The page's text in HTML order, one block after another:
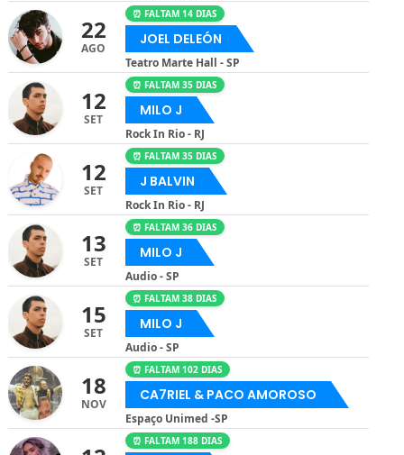
22
AGO
⏰ FALTAM 14 DIAS
JOEL DELEÓN
Teatro Marte Hall - SP
12
SET
⏰ FALTAM 35 DIAS
MILO J
Rock In Rio - RJ
12
SET
⏰ FALTAM 35 DIAS
J BALVIN
Rock In Rio - RJ
13
SET
⏰ FALTAM 36 DIAS
MILO J
Audio - SP
15
SET
⏰ FALTAM 38 DIAS
MILO J
Audio - SP
18
NOV
⏰ FALTAM 102 DIAS
CA7RIEL & PACO AMOROSO
Espaço Unimed -SP
⏰ FALTAM 188 DIAS